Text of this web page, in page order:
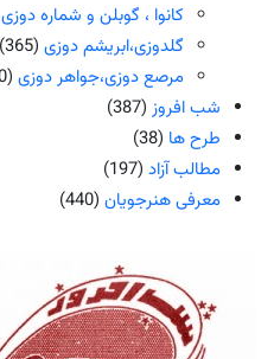
کانوا ، گوبلن و شماره دوزی
گلدوزی،ابریشم دوزی (365)
مرصع دوزی،جواهر دوزی (200)
شب افروز (387)
طرح ها (38)
مطالب آزاد (197)
معرفی هنرجویان (440)